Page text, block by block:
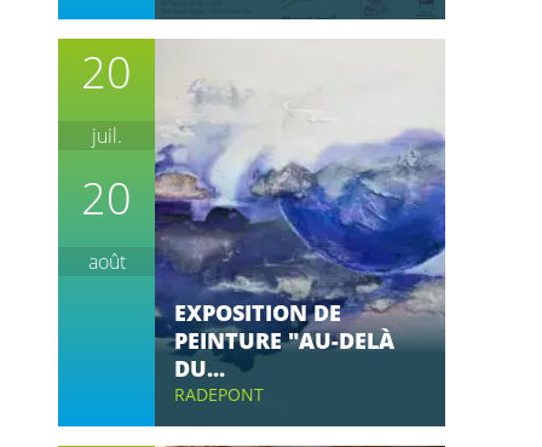
20
juil.
20
août
EXPOSITION DE
PEINTURE "AU-DELÀ
DU...
RADEPONT